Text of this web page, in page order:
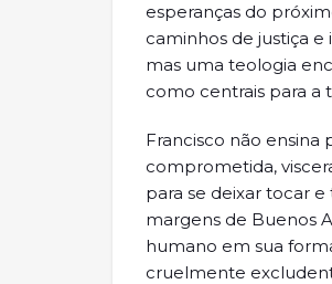
esperanças do
caminhos de justiça
mas uma teologia
como centrais para a
Francisco não ensina
comprometida,
para se deixar tocar
margens de Buenos
humano em sua
cruelmente